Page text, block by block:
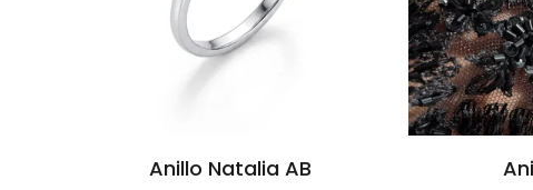
Anillo Natalia AB